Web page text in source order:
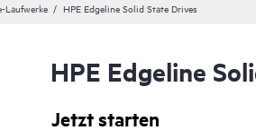
Laufwerke HPE Edgeline Solid State Drives
HPE Edgeline
Jetzt starten